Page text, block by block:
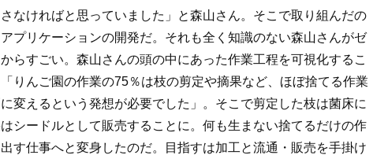
なければと思っていました」と森山さん。そこで取り組んだの
プリケーションの開発だ。それも全く知識のない森山さんがゼ
らすごい。森山さんの頭の中にあった作業工程を可視化するこ
りんご園の作業の75％は枝の剪定や摘果など、ほぼ捨てる作業
変えるという発想が必要でした」。そこで剪定した枝は菌床に
シードルとして販売することに。何も生まない捨てるだけの作
す仕事へと変身したのだ。目指すは加工と流通・販売を手掛け